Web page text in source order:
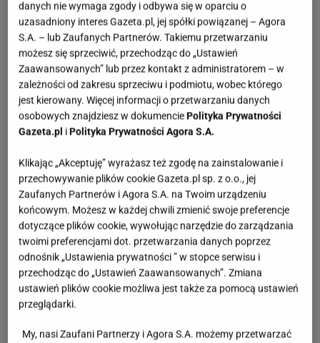
Znajdujący się w awokado kwas oleinowy obniża
poziom cholesterolu, natomiast potas, witaminy
C,E,A,K oraz te z grupy B pozytywnie wpływają m.in.
na układ nerwowy. Owoc ten jedzony regularnie
przynosi wiele dobrego naszemu organizmowi.
Mimo wszystko z jego ilością nie należy
przesadzać, gdyż jest kaloryczne - średniej wielkości
uważany za jedno z najlepszych źródeł tłuszczu oraz
antyoksydantów, które opóźniają procesy starzenia,
zapobiegają chorobom układu krążenia, serca oraz
działają antynowotworowo.
Badanie naukowe z 2003 roku wykonane przez
Narodowy Uniwersytet w Singapurze wykazało
natomiast, iż pestka awokado zawiera dwukrotnie
większą dawkę antyoksydantów niż jego pozostała
danych nie wymaga zgody i odbywa się w oparciu o
uzasadniony interes Gazeta.pl, jej spółki powiązanej – Agora
S.A. – lub Zaufanych Partnerów. Takiemu przetwarzaniu
możesz się sprzeciwić, przechodząc do „Ustawień
Zaawansowanych” lub przez kontakt z administratorem – w
zależności od zakresu sprzeciwu i podmiotu, wobec którego
jest kierowany. Więcej informacji o przetwarzaniu danych
osobowych znajdziesz w dokumenciePolityka Prywatności
Gazeta.pl iPolityka Prywatności Agora S.A.
Klikając „Akceptuję” wyrażasz też zgodę na zainstalowanie i
przechowywanie plików cookie Gazeta.pl sp. z o.o., jej
Zaufanych Partnerów i Agora S.A. na Twoim urządzeniu
końcowym. Możesz w każdej chwili zmienić swoje preferencje
dotyczące plików cookie, wywołując narzędzie do zarządzania
twoimi preferencjami dot. przetwarzania danych poprzez
odnośnik „Ustawienia prywatności ” w stopce serwisu i
przechodząc do „Ustawień Zaawansowanych”. Zmiana
ustawień plików cookie możliwa jest także za pomocą ustawień
przeglądarki.
My, nasi Zaufani Partnerzy i Agora S.A. możemy przetwarzać